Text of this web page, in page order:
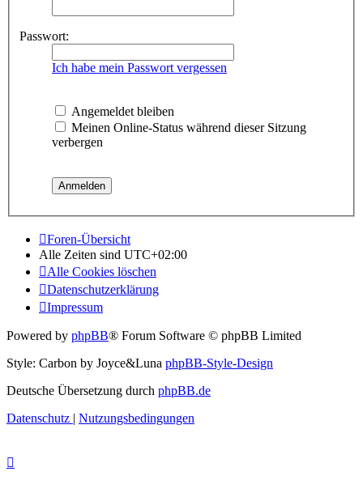
Passwort:
Ich habe mein Passwort vergessen
Angemeldet bleiben
Meinen Online-Status während dieser Sitzung
verbergen
Foren-Übersicht
Alle Zeiten sind UTC+02:00
Alle Cookies löschen
Datenschutzerklärung
Impressum
Powered by phpBB® Forum Software © phpBB Limited
Style: Carbon by Joyce&Luna phpBB-Style-Design
Deutsche Übersetzung durch phpBB.de
Datenschutz | Nutzungsbedingungen